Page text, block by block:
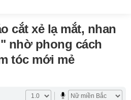
cắt xẻ lạ mắt, nhan
nhờ phong cách
tóc mới mẻ